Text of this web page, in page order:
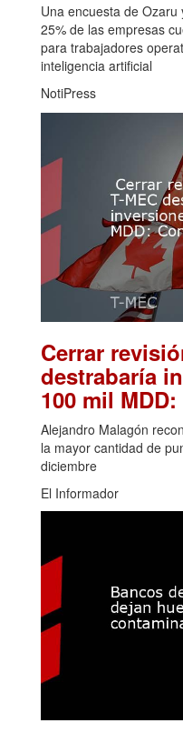
Una encuesta de
25% de las empresas
para trabajadores
inteligencia artificial
NotiPress
Cerrar
destrabaría
100 mil
Alejandro Malagón
la mayor cantidad de
diciembre
El Informador